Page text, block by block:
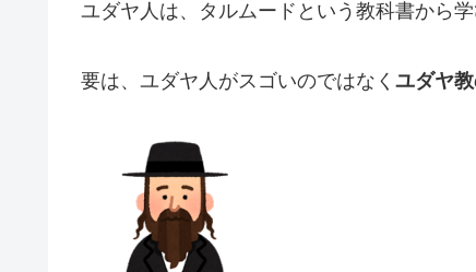
ユダヤ人は、タルムードという教科書から
要は、ユダヤ人がスゴいのではなく ユダヤ教